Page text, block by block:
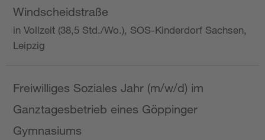
Windscheidstraße
in Vollzeit (38,5 Std./Wo.), SOS-Kinderdorf Sachsen,
Leipzig
Freiwilliges Soziales Jahr (m/w/d) im
Ganztagesbetrieb eines Göppinger
Gymnasiums